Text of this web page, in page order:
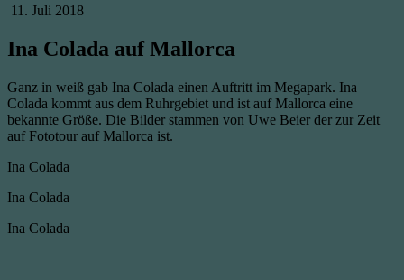
Published
11. Juli 2018
Ina Colada auf Mallorca
Ganz in weiß gab Ina Colada einen Auftritt im Megapark. Ina
Colada kommt aus dem Ruhrgebiet und ist auf Mallorca eine
bekannte Größe. Die Bilder stammen von Uwe Beier der zur Zeit
auf Fototour auf Mallorca ist.
Ina Colada
Ina Colada
Ina Colada